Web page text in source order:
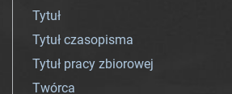
Tytuł
Tytuł czasopisma
Tytuł pracy zbiorowej
Twórca